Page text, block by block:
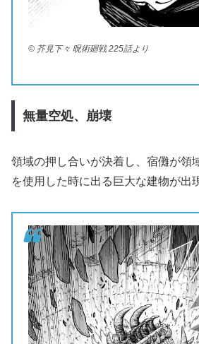
© 芥見下々 呪術廻戦 225話より
無量空処、崩壊
領域の押し合いが決着し、宿儺が領
を使用した時に出る巨大な建物が出